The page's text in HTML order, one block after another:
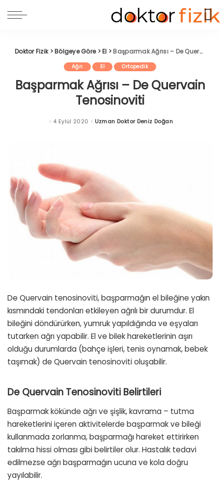
Doktor Fizik>Bölgeye Göre>El > Başparmak Ağrısı – De Quervain Tenosinoviti
Ağrı El Ortopedik
Başparmak Ağrısı – De Quervain
Tenosinoviti
4 Eylül 2020 Posted
Uzman Doktor Deniz Doğan
De Quervain tenosinoviti, başparmağın el bileğine yakın
kısmındaki tendonları etkileyen ağrılı bir durumdur. El
bileğini döndürürken, yumruk yapıldığında ve eşyaları
tutarken ağrı yapabilir. El ve bilek hareketlerinin aşırı
olduğu durumlarda (bahçe işleri, tenis oynamak, bebek
taşımak) de Quervain tenosinoviti oluşabilir.
De Quervain Tenosinoviti Belirtileri
Başparmak kökünde ağrı ve şişlik, kavrama – tutma
hareketlerini içeren aktivitelerde başparmak ve bileği
kullanmada zorlanma, başparmağı hareket ettirirken
takılma hissi olması gibi belirtiler olur. Hastalık tedavi
edilmezse ağrı başparmağın ucuna ve kola doğru
yayılabilir.